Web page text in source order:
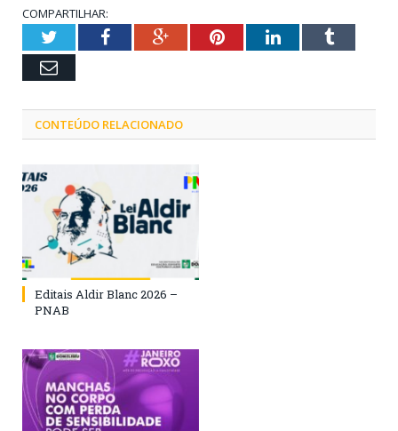
COMPARTILHAR:
TwitterFacebookGoogle+PinterestLinkedInTumblr
Email
CONTEÚDO RELACIONADO
Editais Aldir Blanc 2026 –
PNAB